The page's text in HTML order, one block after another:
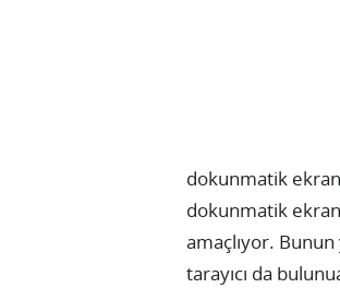
dokunmatik
dokunmatik
amaçlıyor.
tarayıcı da